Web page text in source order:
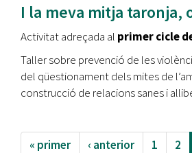
I la meva mitja taronja,
Activitat adreçada al primer cicle
Taller sobre prevenció de les
del qüestionament dels mites de
construcció de relacions sanes i
« primer ‹ anterior 1 2